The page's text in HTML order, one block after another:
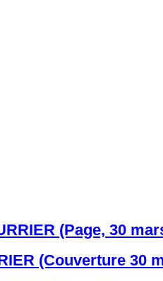
(Page, 30
(Couverture 30